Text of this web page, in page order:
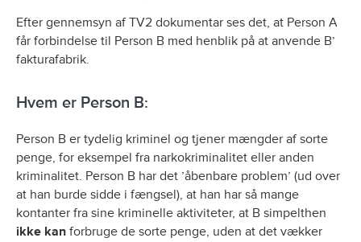
Efter gennemsyn af TV2 dokumentar ses det, at Person A
får forbindelse til Person B med henblik på at anvende B’
fakturafabrik.
Hvem er Person B:
Person B er tydelig kriminel og tjener mængder af sorte
penge, for eksempel fra narkokriminalitet eller anden
kriminalitet. Person B har det ’åbenbare problem’ (ud over
at han burde sidde i fængsel), at han har så mange
kontanter fra sine kriminelle aktiviteter, at B simpelthen
ikke kan forbruge de sorte penge, uden at det vækker